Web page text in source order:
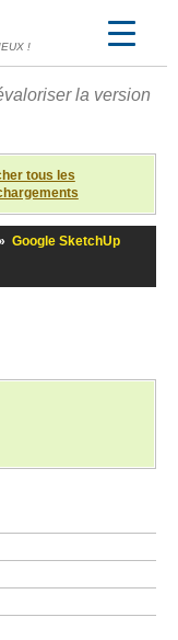
!
la version
tous les
Google SketchUp